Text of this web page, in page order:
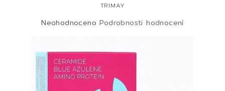
TRIMAY
Průměrné
je
0,0
z
5
Neohodnoceno Podrobnosti hodnocení